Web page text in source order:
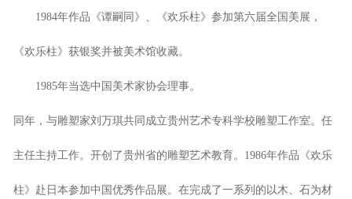
1984年作品《谭嗣同》、《欢乐柱》参加第六届全国美展，
《欢乐柱》获银奖并被美术馆收藏。
1985年当选中国美术家协会理事。
同年，与雕塑家刘万琪共同成立贵州艺术专科学校雕塑工作室。任
主任主持工作。开创了贵州省的雕塑艺术教育。1986年作品《欢乐
柱》赴日本参加中国优秀作品展。在完成了一系列的以木、石为材